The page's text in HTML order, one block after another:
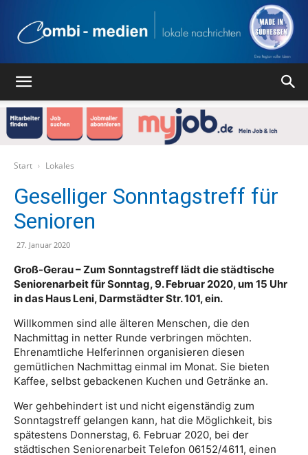
Start Lokales
Geselliger Sonntagstreff für
Senioren
27. Januar 2020
Groß-Gerau – Zum Sonntagstreff lädt die städtische
Seniorenarbeit für Sonntag, 9. Februar 2020, um 15 Uhr
in das Haus Leni, Darmstädter Str. 101, ein.
Willkommen sind alle älteren Menschen, die den
Nachmittag in netter Runde verbringen möchten.
Ehrenamtliche Helferinnen organisieren diesen
gemütlichen Nachmittag einmal im Monat. Sie bieten
Kaffee, selbst gebackenen Kuchen und Getränke an.
Wer gehbehindert ist und nicht eigenständig zum
Sonntagstreff gelangen kann, hat die Möglichkeit, bis
spätestens Donnerstag, 6. Februar 2020, bei der
städtischen Seniorenarbeit Telefon 06152/4611, einen